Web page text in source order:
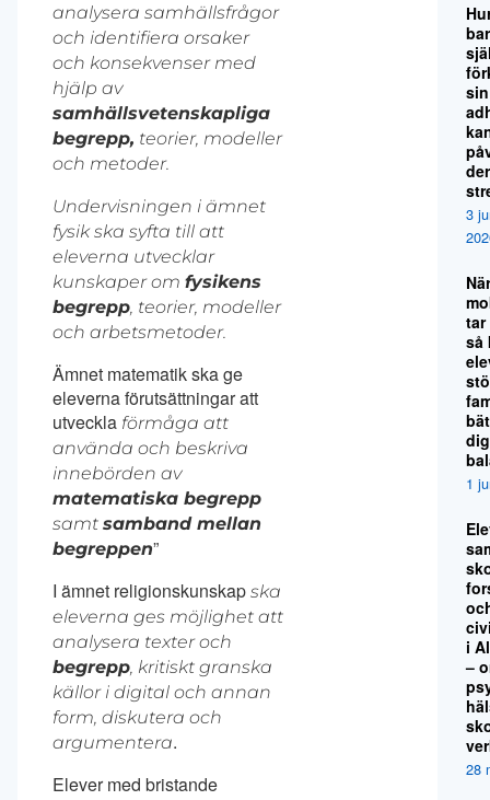
analysera samhällsfrågor
och identifiera orsaker
och konsekvenser med
hjälp av
samhällsvetenskapliga
begrepp, teorier, modeller
och metoder.
Undervisningen i ämnet
fysik ska syfta till att
eleverna utvecklar
kunskaper om fysikens
begrepp, teorier, modeller
och arbetsmetoder.
Ämnet matematik ska ge
eleverna förutsättningar att
utveckla förmåga att
använda och beskriva
innebörden av
matematiska begrepp
samt samband mellan
begreppen”
I ämnet religionskunskap ska
eleverna ges möjlighet att
analysera texter och
begrepp, kritiskt granska
källor i digital och annan
form, diskutera och
argumentera.
Elever med bristande
sin
3
När
tar
så
1
i
–
28